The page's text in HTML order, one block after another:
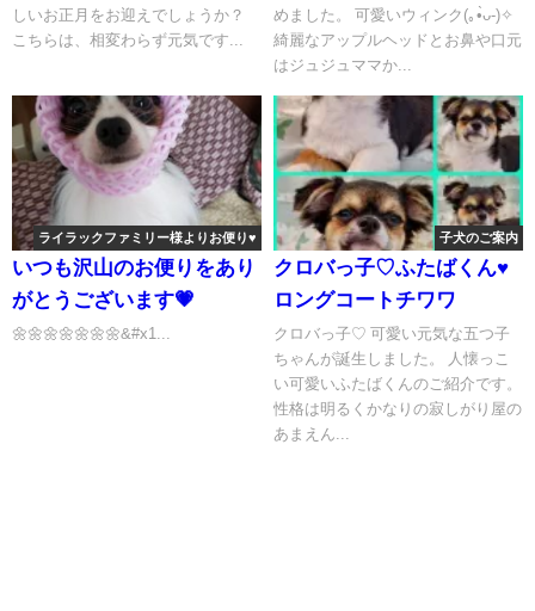
願いいたします🙇♥
しいお正月をお迎えでしょうか？
こちらは、相変わらず元気です...
めました。 可愛いウィンク(｡•̀ᴗ-)✧
綺麗なアップルヘッドとお鼻や口元
はジュジュママか...
ライラックファミリー様よりお便り♥
いつも沢山のお便りをあり
がとうございます💗
🌼🌼🌼🌼🌼🌼🌼&#x1...
子犬のご案内
クロバっ子♡ふたばくん♥️
ロングコートチワワ
クロバっ子♡ 可愛い元気な五つ子
ちゃんが誕生しました。 人懐っこ
い可愛いふたばくんのご紹介です。
性格は明るくかなりの寂しがり屋の
あまえん...